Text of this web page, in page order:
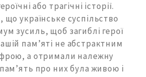
або трагічні історії.
українське суспільство
зусиль, щоб загиблі герої
пам’яті не абстрактним
а отримали належну
про них була живою і